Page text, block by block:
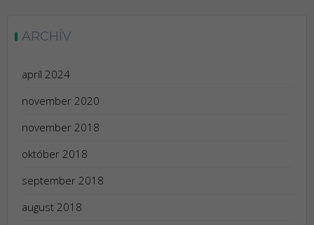
ARCHÍV
apríl 2024
november 2020
november 2018
október 2018
september 2018
august 2018